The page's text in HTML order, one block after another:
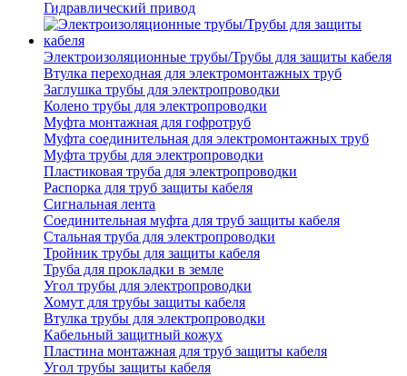
Гидравлический привод
Электроизоляционные трубы/Трубы для защиты кабеля
Втулка переходная для электромонтажных труб
Заглушка трубы для электропроводки
Колено трубы для электропроводки
Муфта монтажная для гофротруб
Муфта соединительная для электромонтажных труб
Муфта трубы для электропроводки
Пластиковая труба для электропроводки
Распорка для труб защиты кабеля
Сигнальная лента
Соединительная муфта для труб защиты кабеля
Стальная труба для электропроводки
Тройник трубы для защиты кабеля
Труба для прокладки в земле
Угол трубы для электропроводки
Хомут для трубы защиты кабеля
Втулка трубы для электропроводки
Кабельный защитный кожух
Пластина монтажная для труб защиты кабеля
Угол трубы защиты кабеля